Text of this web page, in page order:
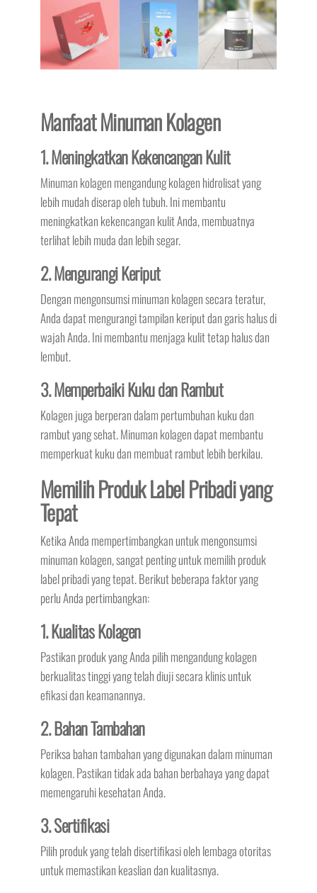
Manfaat Minuman Kolagen
1. Meningkatkan Kekencangan Kulit
Minuman kolagen mengandung kolagen hidrolisat yang
lebih mudah diserap oleh tubuh. Ini membantu
meningkatkan kekencangan kulit Anda, membuatnya
terlihat lebih muda dan lebih segar.
2. Mengurangi Keriput
Dengan mengonsumsi minuman kolagen secara teratur,
Anda dapat mengurangi tampilan keriput dan garis halus di
wajah Anda. Ini membantu menjaga kulit tetap halus dan
lembut.
3. Memperbaiki Kuku dan Rambut
Kolagen juga berperan dalam pertumbuhan kuku dan
rambut yang sehat. Minuman kolagen dapat membantu
memperkuat kuku dan membuat rambut lebih berkilau.
Memilih Produk Label Pribadi yang
Tepat
Ketika Anda mempertimbangkan untuk mengonsumsi
minuman kolagen, sangat penting untuk memilih produk
label pribadi yang tepat. Berikut beberapa faktor yang
perlu Anda pertimbangkan:
1. Kualitas Kolagen
Pastikan produk yang Anda pilih mengandung kolagen
berkualitas tinggi yang telah diuji secara klinis untuk
efikasi dan keamanannya.
2. Bahan Tambahan
Periksa bahan tambahan yang digunakan dalam minuman
kolagen. Pastikan tidak ada bahan berbahaya yang dapat
memengaruhi kesehatan Anda.
3. Sertifikasi
Pilih produk yang telah disertifikasi oleh lembaga otoritas
untuk memastikan keaslian dan kualitasnya.